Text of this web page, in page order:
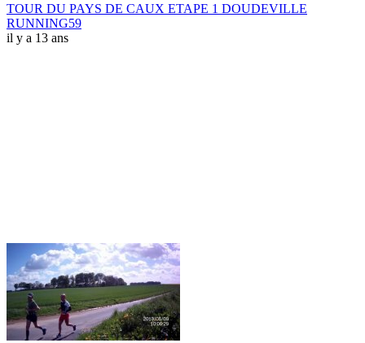
TOUR DU PAYS DE CAUX ETAPE 1 DOUDEVILLE
RUNNING59
il y a 13 ans